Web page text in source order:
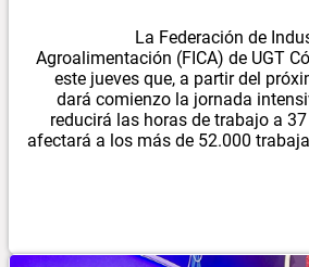
La Federación de
Agroalimentación (FICA) de UGT
este jueves que, a partir del
dará comienzo la jornada
reducirá las horas de trabajo a
afectará a los más de 52.000